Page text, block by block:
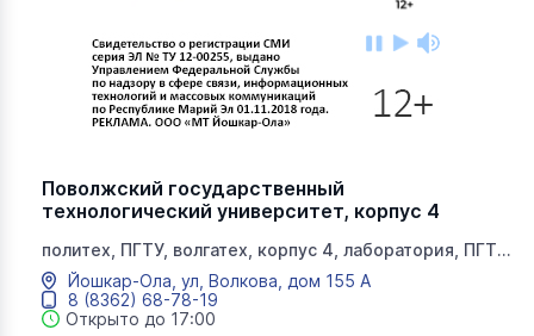
Поволжский государственный
технологический университет, корпус 4
политех, ПГТУ, волгатех, корпус 4, лаборатория, ПГТУ
№4
Йошкар-Ола, ул, Волкова, дом 155 А
8 (8362) 68-78-19
Открыто до 17:00